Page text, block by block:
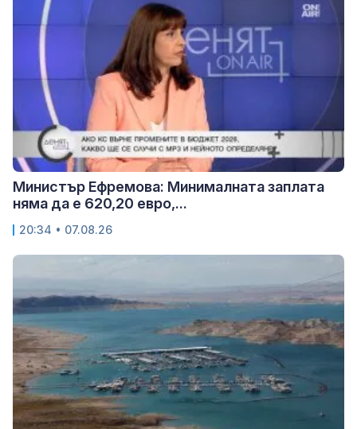
Министър Ефремова: Минималната заплата
няма да е 620,20 евро,...
20:34 • 07.08.26